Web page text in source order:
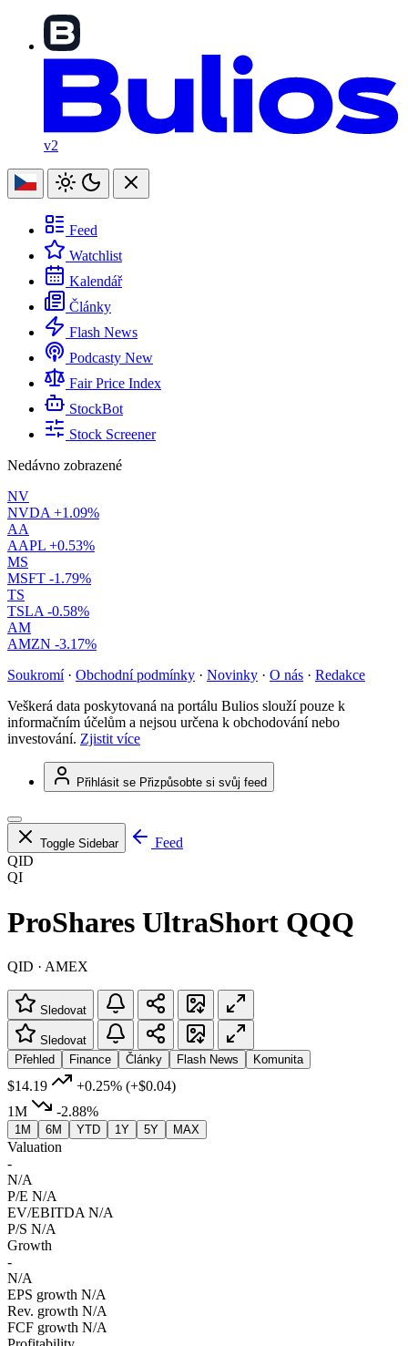
v2
Feed
Watchlist
Kalendář
Články
Flash News
Podcasty New
Fair Price Index
StockBot
Stock Screener
Nedávno zobrazené
NV
NVDA +1.09%
AA
AAPL +0.53%
MS
MSFT -1.79%
TS
TSLA -0.58%
AM
AMZN -3.17%
Soukromí · Obchodní podmínky · Novinky · O nás · Redakce
Veškerá data poskytovaná na portálu Bulios slouží pouze k
informačním účelům a nejsou určena k obchodování nebo
investování. Zjistit více
Přihlásit se Přizpůsobte si svůj feed
Toggle Sidebar
Feed
QID
QI
ProShares UltraShort QQQ
QID · AMEX
Sledovat
Sledovat
Přehled
Finance Články Flash News Komunita
$14.19 +0.25% (+$0.04)
1M
-2.88%
1M 6M YTD 1Y 5Y MAX
Valuation
-
N/A
P/E N/A
EV/EBITDA N/A
P/S N/A
Growth
-
N/A
EPS growth N/A
Rev. growth N/A
FCF growth N/A